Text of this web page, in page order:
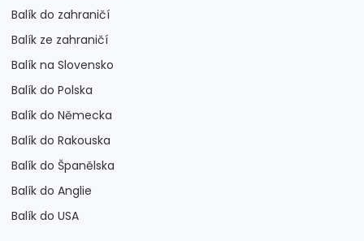
Balík do zahraničí
Balík ze zahraničí
Balík na Slovensko
Balík do Polska
Balík do Německa
Balík do Rakouska
Balík do Španělska
Balík do Anglie
Balík do USA